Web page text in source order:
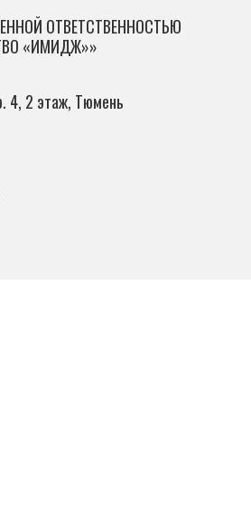
ОТВЕТСТВЕННОСТЬЮ
«ИМИДЖ»»
4, 2 этаж, Тюмень